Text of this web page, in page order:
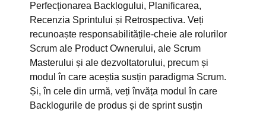
Perfecționarea Backlogului, Planificarea,
Recenzia Sprintului și Retrospectiva. Veți
recunoaște responsabilitățile-cheie ale rolurilor
Scrum ale Product Ownerului, ale Scrum
Masterului și ale dezvoltatorului, precum și
modul în care aceștia susțin paradigma Scrum.
Și, în cele din urmă, veți învăța modul în care
Backlogurile de produs și de sprint susțin